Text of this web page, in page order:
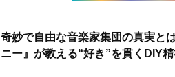
奇妙で自由な音楽家集団の真実と
ニー』が教える“好き”を貫くDIY